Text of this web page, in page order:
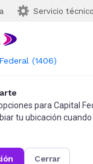
Servicio técnico
(1406)
para Capital
tu ubicación cuando
cerrar
Más Vendidos
Accesorios